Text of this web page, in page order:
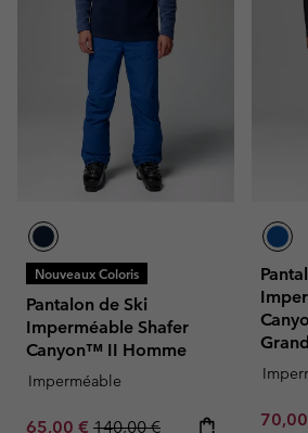
Nouveaux Coloris
Pantalon de Ski
Imperméable Shafer
Canyon™ II Homme
Imperméable
Sale price:
65,00 € Regular price:
140,00 € Sale